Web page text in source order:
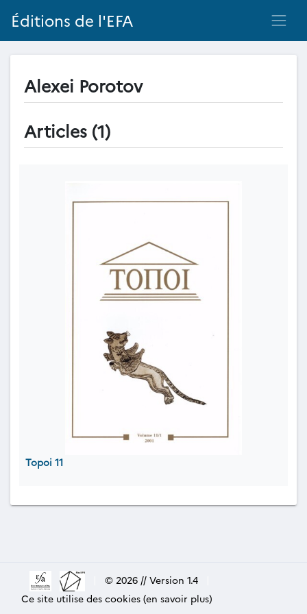
Éditions de l'EFA
Alexei Porotov
Articles (1)
Topoi 11
© 2026 // Version 1.4
Ce site utilise des cookies (en savoir plus)